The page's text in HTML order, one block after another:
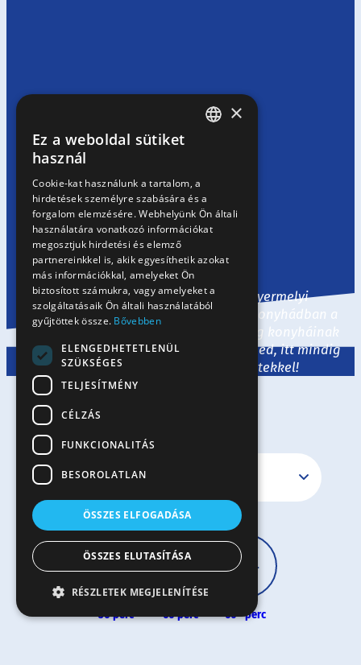
Receptek
Kezdőlap / Receptek
Legyen tészta, liszt vagy tojás, a Gyermelyi
termékekkel egyaránt megidézheted konyhádban a
tradicionális hazai ízeket és a nagyvilág konyháinak
legjavát. Ha egy kis ihletre van szükséged, itt mindig
várunk ízletes és izgalmas receptekkel!
30 perc 60 perc 60+ perc
SK
RO
×
Ez a weboldal sütiket
használ
Cookie-kat használunk a tartalom, a
hirdetések személyre szabására és a
forgalom elemzésére. Webhelyünk Ön általi
használatára vonatkozó információkat
megosztjuk hirdetési és elemző
partnereinkkel is, akik egyesíthetik azokat
más információkkal, amelyeket Ön
biztosított számukra, vagy amelyeket a
szolgáltatásaik Ön általi használatából
gyűjtöttek össze. Bővebben
ELENGEDHETETLENÜL
SZÜKSÉGES
TELJESÍTMÉNY
CÉLZÁS
FUNKCIONALITÁS
BESOROLATLAN
ÖSSZES ELFOGADÁSA
ÖSSZES ELUTASÍTÁSA
RÉSZLETEK MEGJELENÍTÉSE